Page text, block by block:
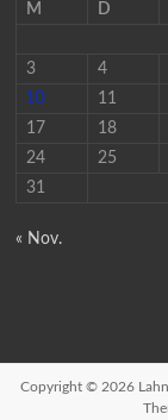
M D
3
4
10
11
17
18
24
25
31
« Nov.
Copyright © 2026